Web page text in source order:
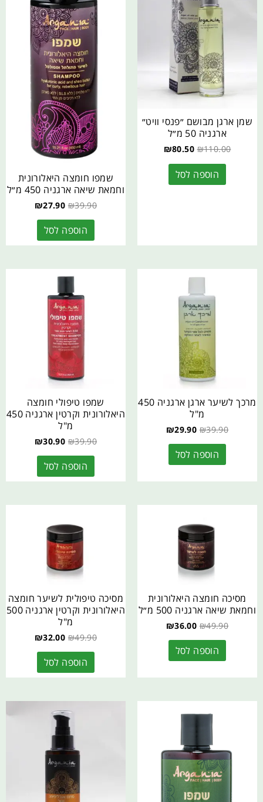
שמן ארגן מבושם ״פנסי וויט״
ארגניה 50 מ״ל
₪110.00
₪80.50
הוספה לסל
שמפו חומצה היאלורונית
וחמאת שיאה ארגניה 450 מ״ל
₪39.90
₪27.90
הוספה לסל
מרכך לשיער ארגן ארגניה 450
מ"ל
₪39.90
₪29.90
הוספה לסל
שמפו טיפולי חומצה
היאלורונית וקרטין ארגניה 450
מ"ל
₪39.90
₪30.90
הוספה לסל
מסיכה חומצה היאלורונית
וחמאת שיאה ארגניה 500 מ״ל
₪49.90
₪36.00
הוספה לסל
מסיכה טיפולית לשיער חומצה
היאלורונית וקרטין ארגניה 500
מ"ל
₪49.90
₪32.00
הוספה לסל